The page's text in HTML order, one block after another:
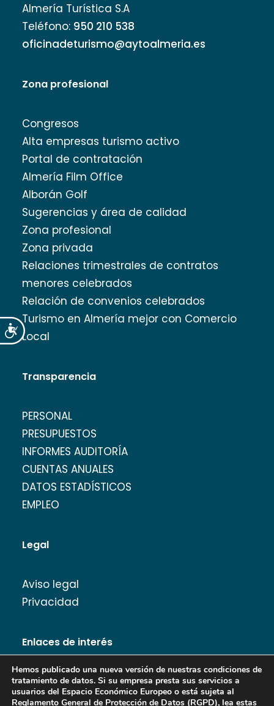
Accesibilidad
Almería Turística S.A
Teléfono: 950 210 538
oficinadeturismo@aytoalmeria.es
Zona profesional
Congresos
Alta empresas turismo activo
Portal de contratación
Almería Film Office
Alborán Golf
Sugerencias y área de calidad
Zona profesional
Zona privada
Relaciones trimestrales de contratos
menores celebrados
Relación de convenios celebrados
Turismo en Almería mejor con Comercio
Local
Transparencia
PERSONAL
PRESUPUESTOS
INFORMES AUDITORÍA
CUENTAS ANUALES
DATOS ESTADÍSTICOS
EMPLEO
Legal
Aviso legal
Privacidad
Enlaces de interés
Hemos publicado una nueva versión de nuestras condiciones de
tratamiento de datos. Si su empresa presta sus servicios a
usuarios del Espacio Económico Europeo o está sujeta al
Reglamento General de Protección de Datos (RGPD), lea estas